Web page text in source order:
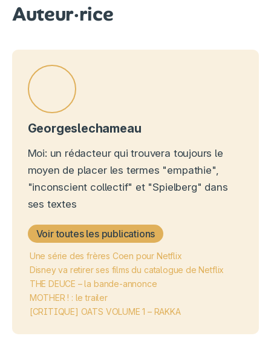
Auteur·rice
Georgeslechameau
Moi: un rédacteur qui trouvera toujours le
moyen de placer les termes "empathie",
"inconscient collectif" et "Spielberg" dans
ses textes
Voir toutes les publications
Une série des frères Coen pour Netflix
Disney va retirer ses films du catalogue de Netflix
THE DEUCE – la bande-annonce
MOTHER ! : le trailer
[CRITIQUE] OATS VOLUME 1 – RAKKA